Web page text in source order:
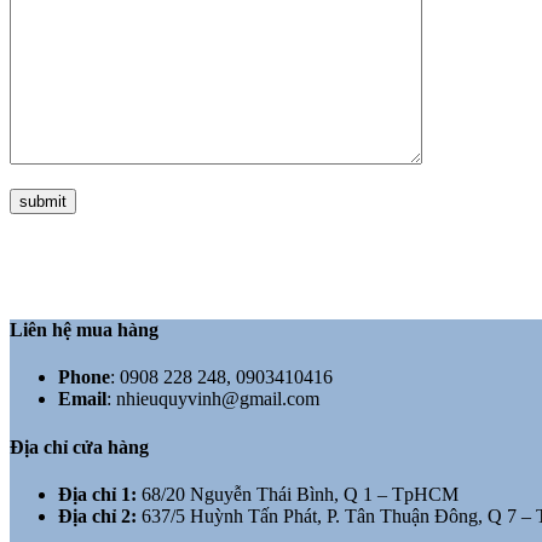
Liên hệ mua hàng
Phone: 0908 228 248, 0903410416
Email: nhieuquyvinh@gmail.com
Địa chỉ cửa hàng
Địa chỉ 1: 68/20 Nguyễn Thái Bình, Q 1 – TpHCM
Địa chỉ 2: 637/5 Huỳnh Tấn Phát, P. Tân Thuận Đông, Q 7 –